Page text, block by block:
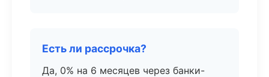
Есть ли рассрочка?
Да, 0% на 6 месяцев через банки-